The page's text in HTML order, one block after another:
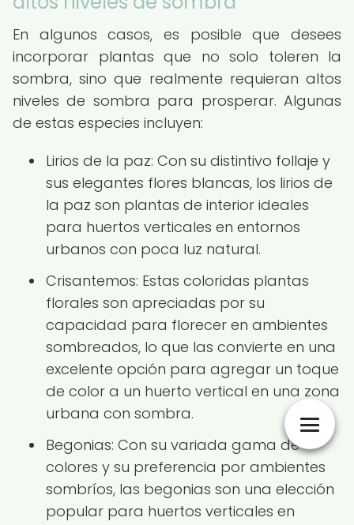
En algunos casos, es posible que desees
incorporar plantas que no solo toleren la
sombra, sino que realmente requieran altos
niveles de sombra para prosperar. Algunas
de estas especies incluyen:
Lirios de la paz: Con su distintivo follaje y
sus elegantes flores blancas, los lirios de
la paz son plantas de interior ideales
para huertos verticales en entornos
urbanos con poca luz natural.
Crisantemos: Estas coloridas plantas
florales son apreciadas por su
capacidad para florecer en ambientes
sombreados, lo que las convierte en una
excelente opción para agregar un toque
de color a un huerto vertical en una zona
urbana con sombra.
Begonias: Con su variada gama de
colores y su preferencia por ambientes
sombríos, las begonias son una elección
popular para huertos verticales en